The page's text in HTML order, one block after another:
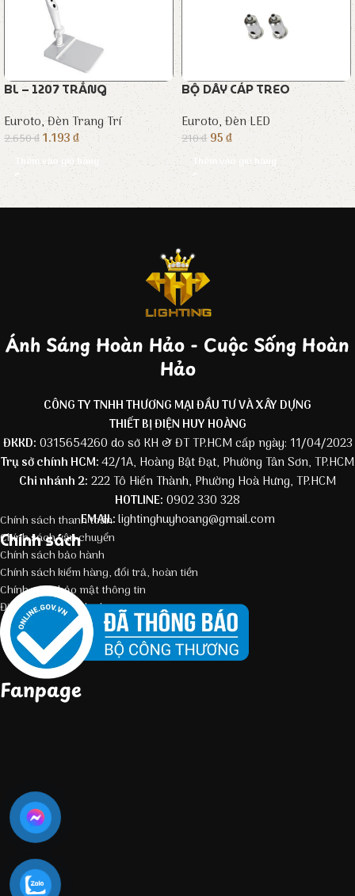
BL – 1207 TRẮNG
Euroto,Đèn Trang Trí
2.650₫1.193₫
Thêm vào giỏ hàng
BỘ DÂY CÁP TREO
Euroto,Đèn LED
210₫95₫
Thêm vào giỏ hàng
Ánh Sáng Hoàn Hảo - Cuộc Sống Hoàn
Hảo
CÔNG TY TNHH THƯƠNG MẠI ĐẦU TƯ VÀ XÂY DỰNG
THIẾT BỊ ĐIỆN HUY HOÀNG
ĐKKD: 0315654260 do sở KH & ĐT TP.HCM cấp ngày: 11/04/2023
Trụ sở chính HCM:42/1A, Hoàng Bật Đạt, Phường Tân Sơn, TP.HCM
Chi nhánh 2: 222 Tô Hiến Thành, Phường Hoà Hưng, TP.HCM
HOTLINE: 0902 330 328
EMAIL:lightinghuyhoang@gmail.com
Chính sách
Chính sách thanh toán
Chính sách vận chuyển
Chính sách bảo hành
Chính sách kiểm hàng, đổi trả, hoàn tiền
Chính sách bảo mật thông tin
Điều kiện giao dịch chung
Fanpage